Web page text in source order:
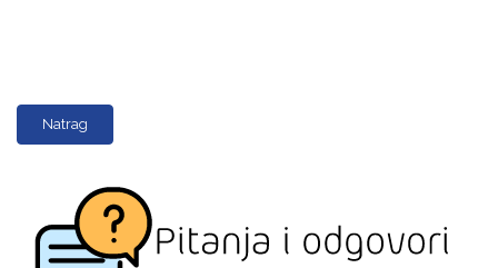
Natrag